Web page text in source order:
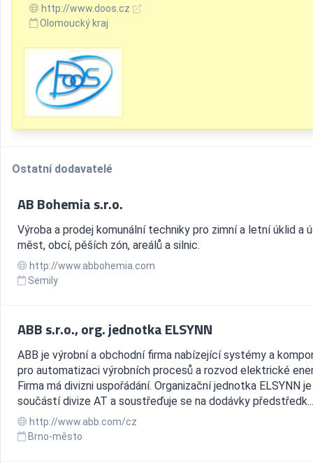
http://www.doos.cz
Olomoucký kraj
Ostatní dodavatelé
AB Bohemia s.r.o.
Výroba a prodej komunální techniky pro zimní a letní úklid a
měst, obcí, pěších zón, areálů a silnic.
http://www.abbohemia.com
Semily
ABB s.r.o., org. jednotka ELSYNN
ABB je výrobní a obchodní firma nabízející systémy a
pro automatizaci výrobních procesů a rozvod elektrické
Firma má divizni uspořádání. Organizační jednotka ELSYNN je
součástí divize AT a soustřeďuje se na dodávky předstředk...
http://www.abb.com/cz
Brno-město